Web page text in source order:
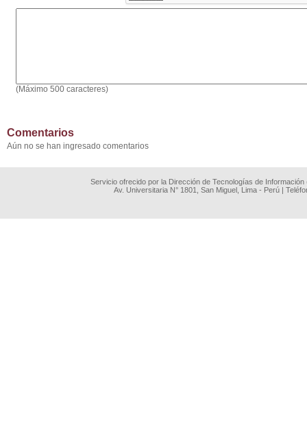
(Máximo 500 caracteres)
Comentarios
Aún no se han ingresado comentarios
Servicio ofrecido por la Dirección de Tecnologías de
Av. Universitaria N° 1801, San Miguel, Lima - Perú |